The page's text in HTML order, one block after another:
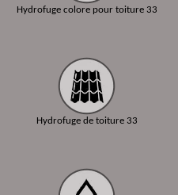
Hydrofuge colore pour toiture 33
Hydrofuge de toiture 33